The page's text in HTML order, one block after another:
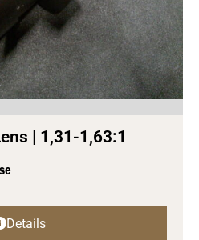
| 1,31-1,63:1
Details